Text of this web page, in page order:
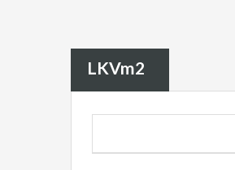
LKVm2